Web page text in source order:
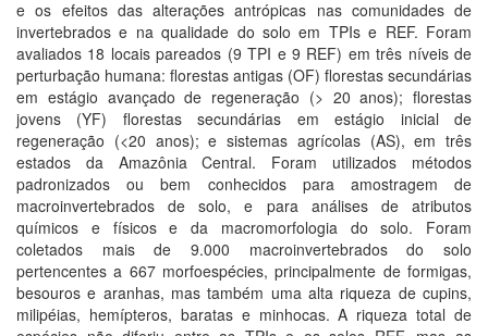
e os efeitos das alterações antrópicas nas comunidades de
invertebrados e na qualidade do solo em TPIs e REF. Foram
avaliados 18 locais pareados (9 TPI e 9 REF) em três níveis de
perturbação humana: florestas antigas (OF) florestas secundárias
em estágio avançado de regeneração (> 20 anos); florestas
jovens (YF) florestas secundárias em estágio inicial de
regeneração (<20 anos); e sistemas agrícolas (AS), em três
estados da Amazônia Central. Foram utilizados métodos
padronizados ou bem conhecidos para amostragem de
macroinvertebrados de solo, e para análises de atributos
químicos e físicos e da macromorfologia do solo. Foram
coletados mais de 9.000 macroinvertebrados do solo
pertencentes a 667 morfoespécies, principalmente de formigas,
besouros e aranhas, mas também uma alta riqueza de cupins,
milipéias, hemípteros, baratas e minhocas. A riqueza total de